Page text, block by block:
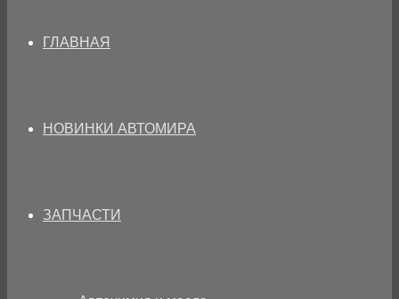
ГЛАВНАЯ
НОВИНКИ АВТОМИРА
ЗАПЧАСТИ